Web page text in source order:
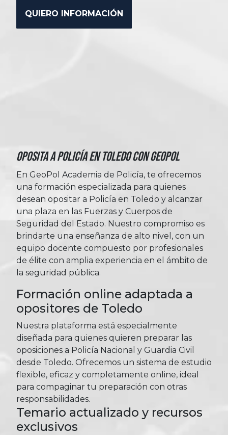
Oposita a Policía en Toledo con Geopol
En GeoPol Academia de Policía, te ofrecemos
una formación especializada para quienes
desean opositar a Policía en Toledo y alcanzar
una plaza en las Fuerzas y Cuerpos de
Seguridad del Estado. Nuestro compromiso es
brindarte una enseñanza de alto nivel, con un
equipo docente compuesto por profesionales
de élite con amplia experiencia en el ámbito de
la seguridad pública.
Formación online adaptada a
opositores de Toledo
Nuestra plataforma está especialmente
diseñada para quienes quieren preparar las
oposiciones a Policía Nacional y Guardia Civil
desde Toledo. Ofrecemos un sistema de estudio
flexible, eficaz y completamente online, ideal
para compaginar tu preparación con otras
responsabilidades.
Temario actualizado y recursos
exclusivos